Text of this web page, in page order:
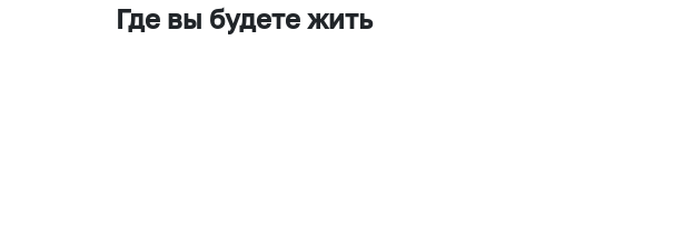
Где вы будете жить